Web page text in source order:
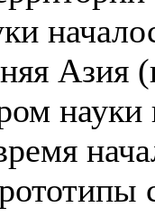
Азия